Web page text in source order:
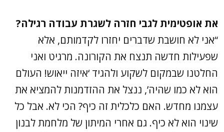
את אופטימית לגבי חזרה לשגרת עבודה רגילה?
“אני לא חושבת שדברים יחזרו לקדמותם, אלא
שפעילות חדשה תנצח את הקורונה. מרגיט ואני
החלטנו שבמקום לשקוע ולהגיד ‘איזה ייאוש! העולם
הוא לא כמו שהיה’, ננצל את ההזדמנות להמציא את
עצמנו מחדש. האם כלכלית זה כיף? הכי לא. אבל כל
שינוי הוא לא כיף. גם אחרי המיתון של מלחמת לבנון